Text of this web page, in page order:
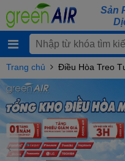
Sản
Trang chủ Điều Hòa Treo